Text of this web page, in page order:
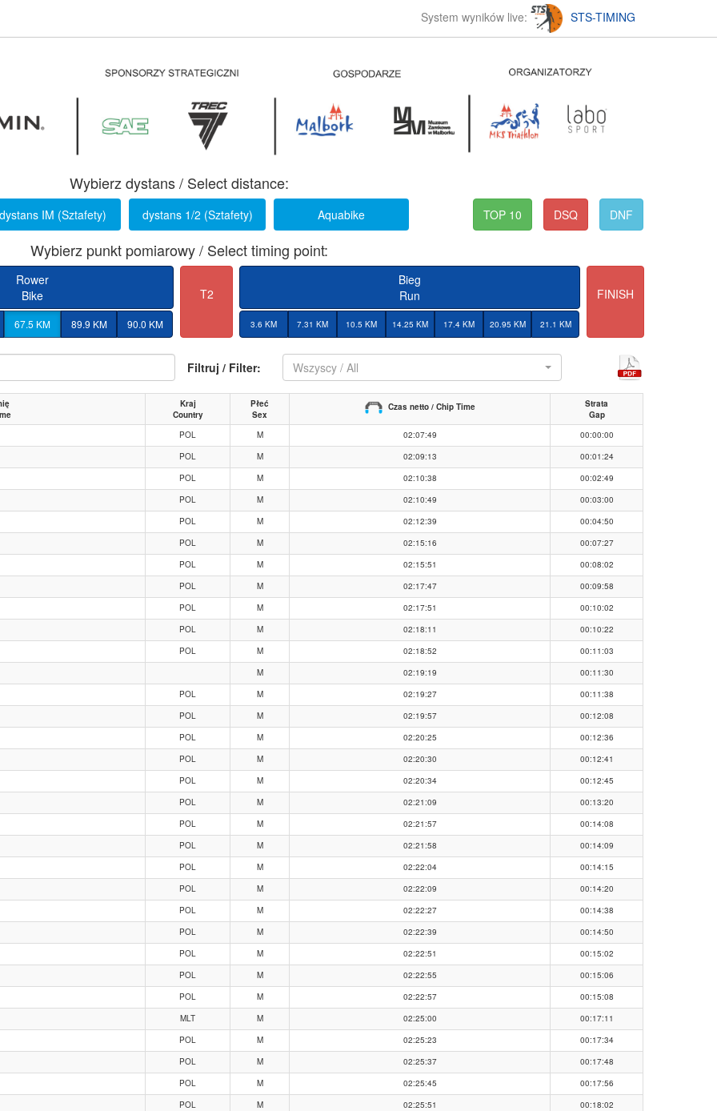
System wyników live: STS-TIMING
Wybierz dystans / Select distance:
IM (Sztafety) dystans 1/2 (Sztafety) Aquabike TOP 10 DSQ DNF
Wybierz punkt pomiarowy / Select timing point:
Rower
Bike
67.5 KM 89.9 KM 90.0 KM
T2
Bieg
Run
3.6 KM 7.31 KM 10.5 KM 14.25 KM 17.4 KM 20.95 KM 21.1 KM
FINISH
Filtruj / Filter: Wszyscy / All
Kraj
Country
Płeć
Sex
Czas netto / Chip Time
Strata
Gap
POL
M 02:07:49
00:00:00
POL
M 02:09:13
00:01:24
POL
M 02:10:38
00:02:49
POL
M 02:10:49
00:03:00
POL
M 02:12:39
00:04:50
POL
M 02:15:16
00:07:27
POL
M 02:15:51
00:08:02
POL
M 02:17:47
00:09:58
POL
M 02:17:51
00:10:02
POL
M 02:18:11
00:10:22
POL
M 02:18:52
00:11:03
M
02:19:19
00:11:30
POL
M 02:19:27
00:11:38
POL
M 02:19:57
00:12:08
POL
M 02:20:25
00:12:36
POL
M 02:20:30
00:12:41
POL
M 02:20:34
00:12:45
POL
M 02:21:09
00:13:20
POL
M 02:21:57
00:14:08
POL
M 02:21:58
00:14:09
POL
M 02:22:04
00:14:15
POL
M 02:22:09
00:14:20
POL
M 02:22:27
00:14:38
POL
M 02:22:39
00:14:50
POL
M 02:22:51
00:15:02
POL
M 02:22:55
00:15:06
POL
M 02:22:57
00:15:08
MLT
M 02:25:00
00:17:11
POL
M 02:25:23
00:17:34
POL
M 02:25:37
00:17:48
POL
M 02:25:45
00:17:56
POL
M 02:25:51
00:18:02